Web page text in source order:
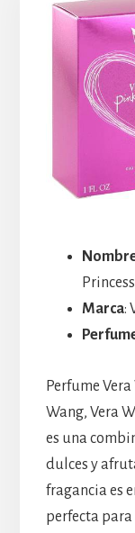
Marca:
Perfume
Wang, Vera
es una
dulces y
fragancia es
perfecta